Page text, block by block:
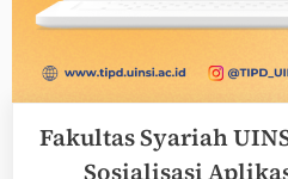
Jalur
Fakultas Syariah